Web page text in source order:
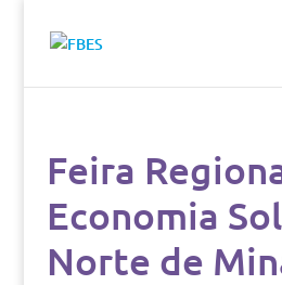
Feira
Economia
Norte de